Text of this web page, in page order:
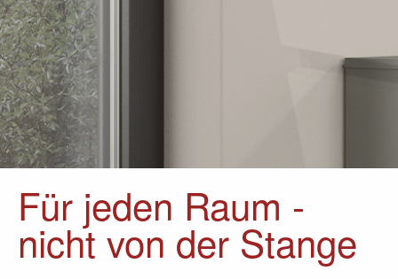
Für jeden Raum -
nicht von der Stange